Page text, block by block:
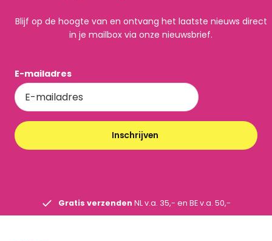
Blijf op de hoogte van en ontvang het laatste nieuws direct
in je mailbox via onze nieuwsbrief.
E-mailadres
Inschrijven
Gratis verzenden NL v.a. 35,- en BE v.a. 50,-